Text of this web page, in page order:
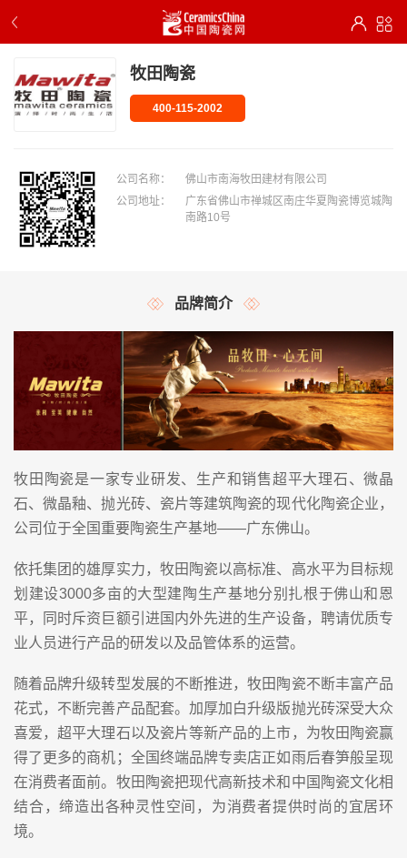
牧田陶瓷
400-115-2002
公司名称：
佛山市南海牧田建材有限公司
公司地址：
广东省佛山市禅城区南庄华夏陶瓷博览城陶
南路10号
品牌简介
牧田陶瓷是一家专业研发、生产和销售超平大理石、微晶
石、微晶釉、抛光砖、瓷片等建筑陶瓷的现代化陶瓷企业，
公司位于全国重要陶瓷生产基地——广东佛山。
依托集团的雄厚实力，牧田陶瓷以高标准、高水平为目标规
划建设3000多亩的大型建陶生产基地分别扎根于佛山和恩
平，同时斥资巨额引进国内外先进的生产设备，聘请优质专
业人员进行产品的研发以及品管体系的运营。
随着品牌升级转型发展的不断推进，牧田陶瓷不断丰富产品
花式，不断完善产品配套。加厚加白升级版抛光砖深受大众
喜爱，超平大理石以及瓷片等新产品的上市，为牧田陶瓷赢
得了更多的商机；全国终端品牌专卖店正如雨后春笋般呈现
在消费者面前。牧田陶瓷把现代高新技术和中国陶瓷文化相
结合，缔造出各种灵性空间，为消费者提供时尚的宜居环
境。